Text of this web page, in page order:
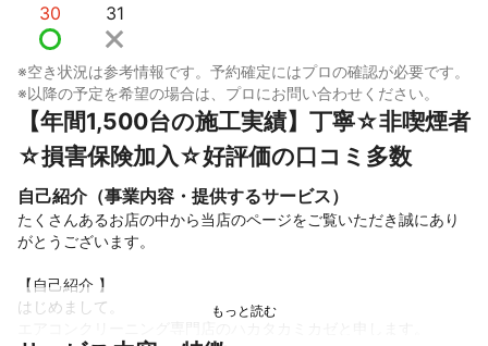
30 31
※空き状況は参考情報です。予約確定にはプロの確認が必要です。
※以降の予定を希望の場合は、プロにお問い合わせください。
【年間1,500台の施工実績】丁寧☆非喫煙者
☆損害保険加入☆好評価の口コミ多数
自己紹介（事業内容・提供するサービス）
たくさんあるお店の中から当店のページをご覧いただき誠にあり
がとうございます。
【自己紹介 】
はじめまして。